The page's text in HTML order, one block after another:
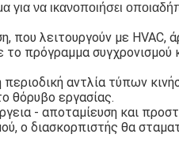
για να ικανοποιήσει
που λειτουργούν με
πρόγραμμα συγχρονισμού
αντλία τύπων
θόρυβο εργασίας.
- αποταμίευση και
ο διασκορπιστής θα